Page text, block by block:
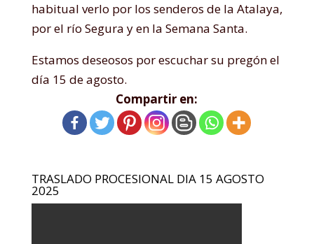
habitual verlo por los senderos de la Atalaya,
por el río Segura y en la Semana Santa.
Estamos deseosos por escuchar su pregón el
día 15 de agosto.
Compartir en:
TRASLADO PROCESIONAL DIA 15 AGOSTO
2025